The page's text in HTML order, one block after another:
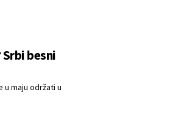
besni
u maju održati u